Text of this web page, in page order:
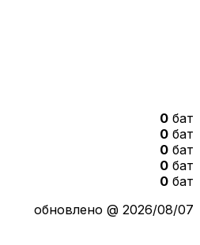
0 бат
0 бат
0 бат
0 бат
0 бат
обновлено @ 2026/08/07